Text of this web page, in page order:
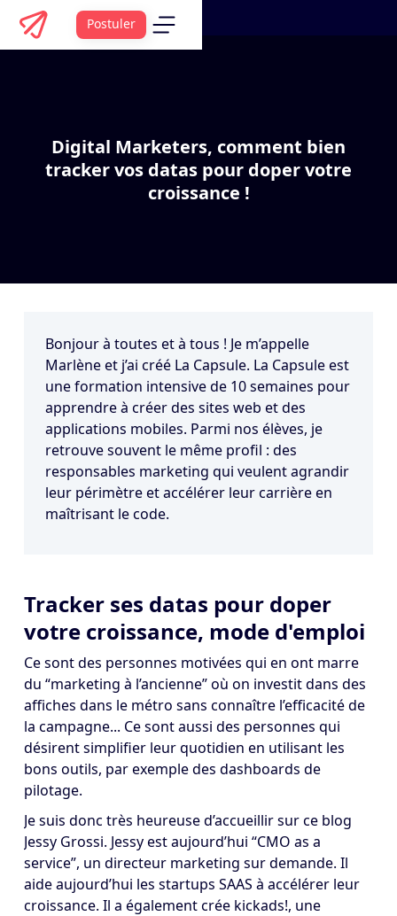
Postuler
Digital Marketers, comment bien
tracker vos datas pour doper votre
croissance !
Bonjour à toutes et à tous ! Je m’appelle
Marlène et j’ai créé La Capsule. La Capsule est
une formation intensive de 10 semaines pour
apprendre à créer des sites web et des
applications mobiles. Parmi nos élèves, je
retrouve souvent le même profil : des
responsables marketing qui veulent agrandir
leur périmètre et accélérer leur carrière en
maîtrisant le code.
Tracker ses datas pour doper
votre croissance, mode d'emploi
Ce sont des personnes motivées qui en ont marre
du “marketing à l’ancienne” où on investit dans des
affiches dans le métro sans connaître l’efficacité de
la campagne... Ce sont aussi des personnes qui
désirent simplifier leur quotidien en utilisant les
bons outils, par exemple des dashboards de
pilotage.
Je suis donc très heureuse d’accueillir sur ce blog
Jessy Grossi. Jessy est aujourd’hui “CMO as a
service”, un directeur marketing sur demande. Il
aide aujourd’hui les startups SAAS à accélérer leur
croissance. Il a également crée kickads!, une